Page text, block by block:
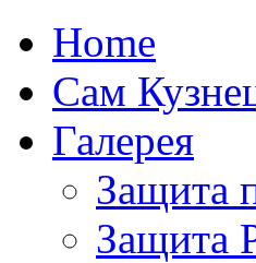
Home
Сам
Галерея
Защита
Защита